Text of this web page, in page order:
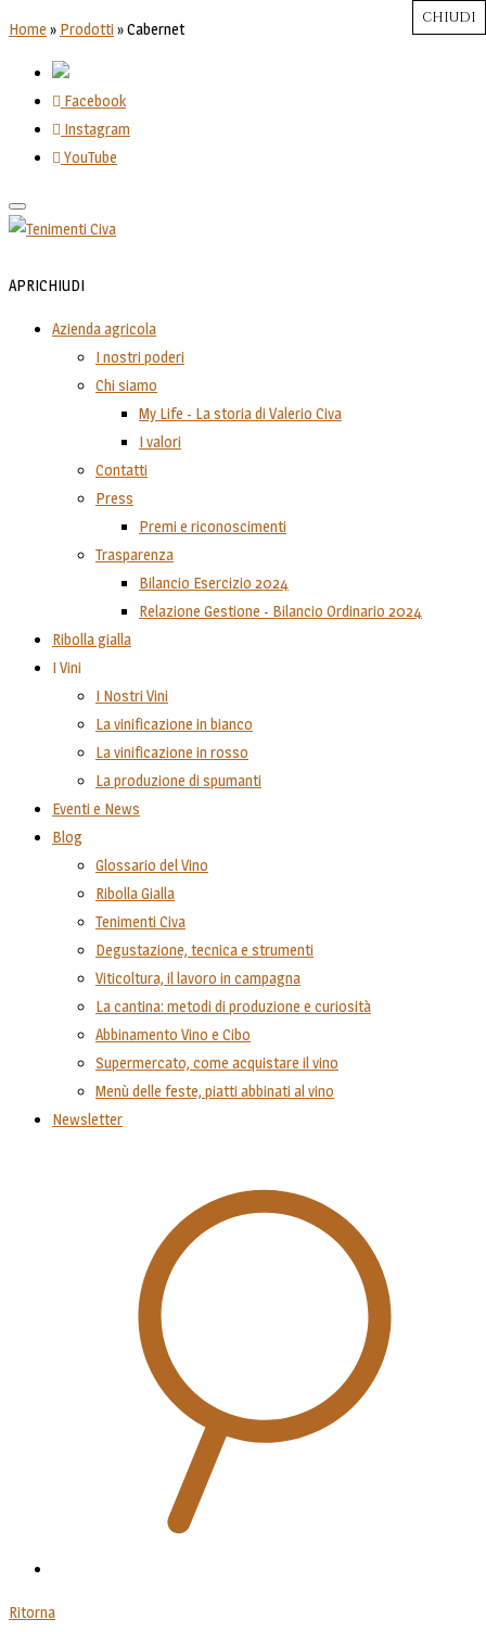
Home » Prodotti »Cabernet
Facebook
Instagram
YouTube
Toggle
navigation
APRICHIUDI
Azienda agricola
I nostri poderi
Chi siamo
My Life - La storia di Valerio Civa
I valori
Contatti
Press
Premi e riconoscimenti
Trasparenza
Bilancio Esercizio 2024
Relazione Gestione - Bilancio Ordinario 2024
Ribolla gialla
I Vini
I Nostri Vini
La vinificazione in bianco
La vinificazione in rosso
La produzione di spumanti
Eventi e News
Blog
Glossario del Vino
Ribolla Gialla
Tenimenti Civa
Degustazione, tecnica e strumenti
Viticoltura, il lavoro in campagna
La cantina: metodi di produzione e curiosità
Abbinamento Vino e Cibo
Supermercato, come acquistare il vino
Menù delle feste, piatti abbinati al vino
Newsletter
Ritorna
Close
Close
Close
Close
CHIUDI
CHIUDI
CHIUDI
CHIUDI
CHIUDI